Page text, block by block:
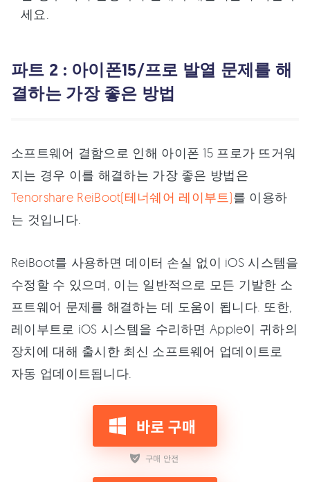
세요.
파트 2 : 아이폰15/프로 발열 문제를 해
결하는 가장 좋은 방법
소프트웨어 결함으로 인해 아이폰 15 프로가 뜨거워
지는 경우 이를 해결하는 가장 좋은 방법은
Tenorshare ReiBoot(테너쉐어 레이부트)를 이용하
는 것입니다.
ReiBoot를 사용하면 데이터 손실 없이 iOS 시스템을
수정할 수 있으며, 이는 일반적으로 모든 기발한 소
프트웨어 문제를 해결하는 데 도움이 됩니다. 또한,
레이부트로 iOS 시스템을 수리하면 Apple이 귀하의
장치에 대해 출시한 최신 소프트웨어 업데이트로
자동 업데이트됩니다.